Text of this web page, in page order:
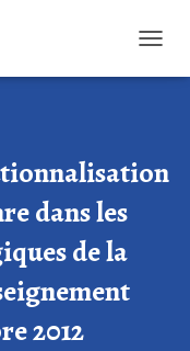
dans les
de la
2012